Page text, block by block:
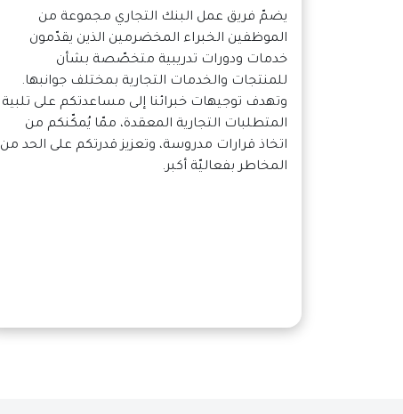
يضمّ فريق عمل البنك التجاري مجموعة من
الموظفين الخبراء المخضرمين الذين يقدّمون
خدمات ودورات تدريبية متخصّصة بشأن
للمنتجات والخدمات التجارية بمختلف جوانبها.
وتهدف توجيهات خبرائنا إلى مساعدتكم على تلبية
المتطلبات التجارية المعقدة، ممّا يُمكّنكم من
اتخاذ قرارات مدروسة، وتعزيز قدرتكم على الحد من
المخاطر بفعاليّة أكبر.